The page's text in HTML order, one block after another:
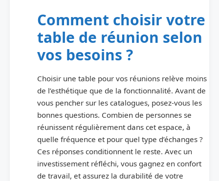
Comment choisir votre
table de réunion selon
vos besoins ?
Choisir une table pour vos réunions relève moins
de l’esthétique que de la fonctionnalité. Avant de
vous pencher sur les catalogues, posez-vous les
bonnes questions. Combien de personnes se
réunissent régulièrement dans cet espace, à
quelle fréquence et pour quel type d’échanges ?
Ces réponses conditionnent le reste. Avec un
investissement réfléchi, vous gagnez en confort
de travail, et assurez la durabilité de votre